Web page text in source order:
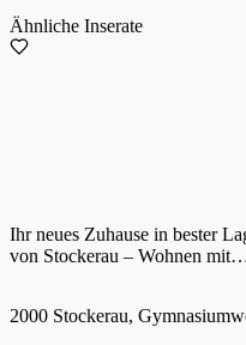
Ähnliche Inserate
Ihr neues Zuhause in bester
von Stockerau – Wohnen mit
2000 Stockerau,